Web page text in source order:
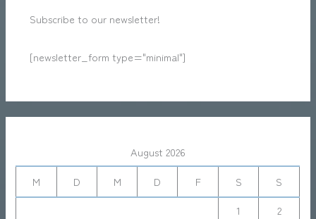
Subscribe to our newsletter!
[newsletter_form type="minimal"]
August 2026
M
D M D F S
S
1
2